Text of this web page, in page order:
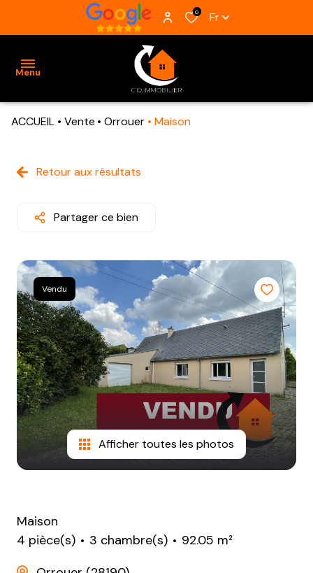
0 Fr
Menu
VENTES
VENDUS
ALERTE
E-MAIL
NOTRE
AGENCE
CONTACT
ACCUEIL Vente Orrouer Maison
Retour aux résultats
Partager ce bien
Vendu
Afficher toutes les photos
Maison
4 pièce(s)
3 chambre(s)
92.05 m²